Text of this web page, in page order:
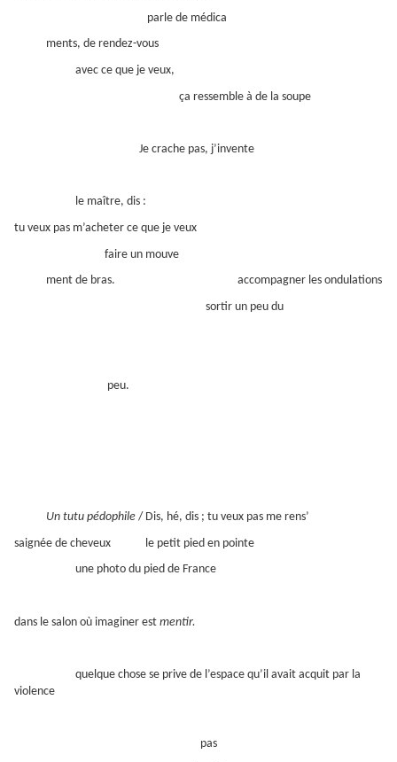
parle de médica
ments, de rendez-vous
avec ce que je veux,
ça ressemble à de la soupe
Je crache pas, j’invente
le maître, dis :
tu veux pas m’acheter ce que je veux
faire un mouve
ment de bras. accompagner les ondulations
sortir un peu du
peu.
Un tutu pédophile / Dis, hé, dis ; tu veux pas me rens’
saignée de cheveux le petit pied en pointe
une photo du pied de France
dans le salon où imaginer est mentir.
quelque chose se prive de l’espace qu’il avait acquit par la
violence
pas